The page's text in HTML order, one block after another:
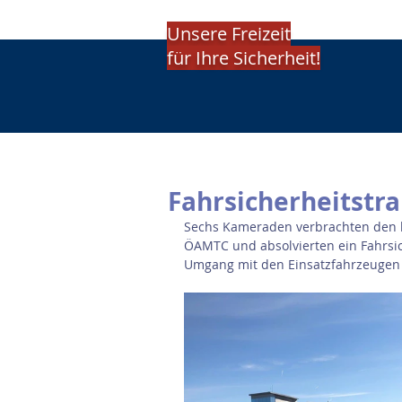
Unsere Freizeit
für Ihre Sicherheit!
Sechs Kameraden verbrachten den
ÖAMTC und absolvierten ein
Umgang mit den